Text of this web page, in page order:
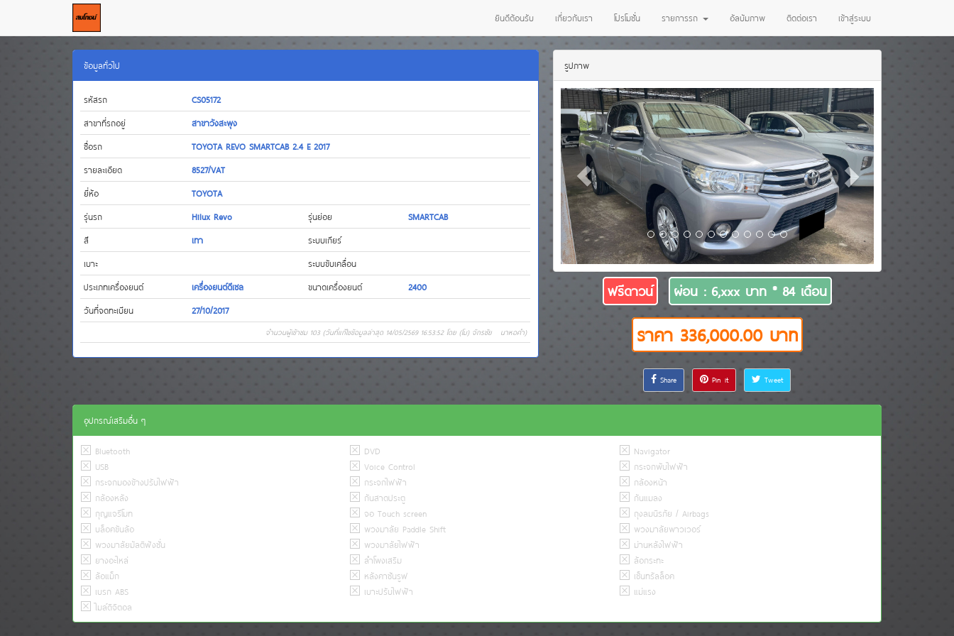
ยินดีต้อนรับ เกี่ยวกับเรา โปรโมชั่น รายการรถ อัลบัมภาพ ติดต่อเรา เข้าสู่ระบบ
รูปภาพ
ฟรีดาวน์ ผ่อน : 6,xxx บาท * 84 เดือน
ราคา 336,000.00 บาท
Share Pin it Tweet
ข้อมูลทั่วไป
รหัสรถ
CS05172
สาขาที่รถอยู่
สาขาวังสะพุง
ชื่อรถ
TOYOTA REVO SMARTCAB 2.4 E 2017
รายละเอียด
8527/VAT
ยี่ห้อ
TOYOTA
รุ่นรถ
Hilux Revo รุ่นย่อย
SMARTCAB
สี
เทา
ระบบเกียร์
เบาะ
ระบบขับเคลื่อน
ประเภทเครื่องยนต์
เครื่องยนต์ดีเซล ขนาดเครื่องยนต์
2400
วันที่จดทะเบียน
27/10/2017
จำนวนผู้เข้าชม 103 (วันที่แก้ไขข้อมูลล่าสุด 14/05/2569 16:53:52 โดย (โม) จักรชัย นาหอคำ)
อุปกรณ์เสริมอื่น ๆ
Bluetooth DVD
Navigator
USB
Voice Control
กระจกพับไฟฟ้า
กระจกมองข้างปรับไฟฟ้า
กระจกไฟฟ้า
กล้องหน้า
กล้องหลัง
กันสาดประตู
กันแมลง
กุญแจรีโมท
จอ Touch screen
ถุงลมนิรภัย / Airbags
บล็อคขันล้อ
พวงมาลัย Paddle Shift
พวงมาลัยพาวเวอร์
พวงมาลัยมัลติฟังชั่น
พวงมาลัยไฟฟ้า
ม่านหลังไฟฟ้า
ยางอะไหล่
ลำโพงเสริม
ล้อกระทะ
ล้อแม็ก
หลังคาซันรูฟ
เซ็นทรัลล็อค
เบรก ABS
เบาะปรับไฟฟ้า
แม่แรง
ไมล์ดิจิตอล